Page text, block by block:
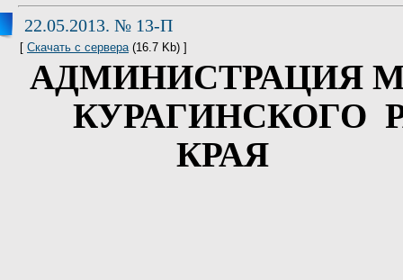
22.05.2013. № 13-П
[ Скачать с сервера(16.7 Kb) ]
АДМИНИСТРАЦИЯ
КУРАГИНСКОГО
КРАЯ